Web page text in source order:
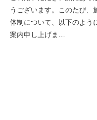
うございます。このたび、
体制について、以下のよう
案内申し上げま…